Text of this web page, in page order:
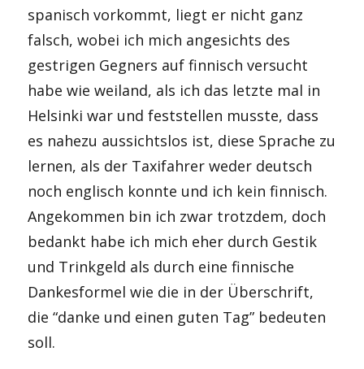
spanisch vorkommt, liegt er nicht ganz
falsch, wobei ich mich angesichts des
gestrigen Gegners auf finnisch versucht
habe wie weiland, als ich das letzte mal in
Helsinki war und feststellen musste, dass
es nahezu aussichtslos ist, diese Sprache zu
lernen, als der Taxifahrer weder deutsch
noch englisch konnte und ich kein finnisch.
Angekommen bin ich zwar trotzdem, doch
bedankt habe ich mich eher durch Gestik
und Trinkgeld als durch eine finnische
Dankesformel wie die in der Überschrift,
die “danke und einen guten Tag” bedeuten
soll.